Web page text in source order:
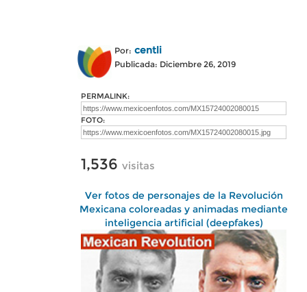
Por: centli
Publicada: Diciembre 26, 2019
PERMALINK:
FOTO:
1,536 visitas
Ver fotos de personajes de la Revolución
Mexicana coloreadas y animadas mediante
inteligencia artificial (deepfakes)